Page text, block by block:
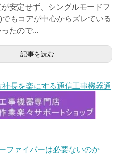
安定せず、シングルモードフ
でもコアが中心からズレている
たので...
記事を読む
長を楽にする通信工事機器通
ファイバーは必要ないのか